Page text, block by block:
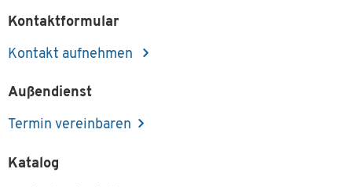
Kontaktformular
Kontakt aufnehmen
Außendienst
Termin vereinbaren
Katalog